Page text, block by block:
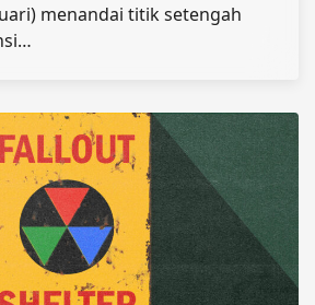
menandai titik setengah